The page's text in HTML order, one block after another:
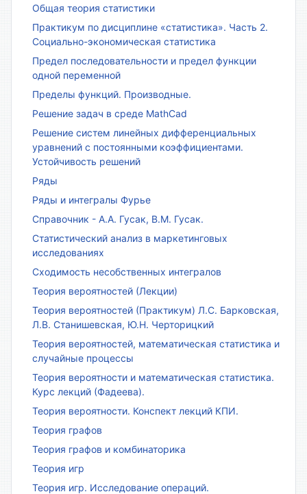
Общая теория статистики
Практикум по дисциплине «статистика». Часть 2.
Социально-экономическая статистика
Предел последовательности и предел функции
одной переменной
Пределы функций. Производные.
Решение задач в среде MathCad
Решение систем линейных дифференциальных
уравнений с постоянными коэффициентами.
Устойчивость решений
Ряды
Ряды и интегралы Фурье
Справочник - А.А. Гусак, В.М. Гусак.
Статистический анализ в маркетинговых
исследованиях
Сходимость несобственных интегралов
Теория вероятностей (Лекции)
Теория вероятностей (Практикум) Л.С. Барковская,
Л.В. Станишевская, Ю.Н. Черторицкий
Теория вероятностей, математическая статистика и
случайные процессы
Теория вероятности и математическая статистика.
Курс лекций (Фадеева).
Теория вероятности. Конспект лекций КПИ.
Теория графов
Теория графов и комбинаторика
Теория игр
Теория игр. Исследование операций.